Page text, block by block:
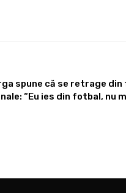
spune că se retrage
“Eu ies din fotbal, nu